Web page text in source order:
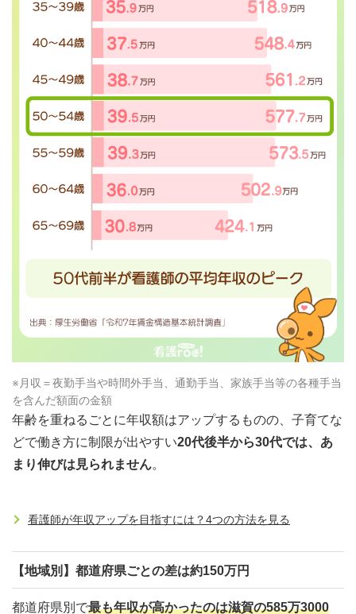
※月収＝夜勤手当や時間外手当、通勤手当、家族手当等の各種手当
を含んだ額面の金額
年齢を重ねるごとに年収額はアップするものの、子育てな
どで働き方に制限が出やすい20代後半から30代では、あ
まり伸びは見られません。
看護師が年収アップを目指すには？4つの方法を見る
【地域別】都道府県ごとの差は約150万円
都道府県別で最も年収が高かったのは滋賀の585万3000